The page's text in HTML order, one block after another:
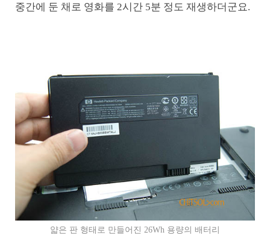
중간에 둔 채로 영화를 2시간 5분 정도 재생하더군요.
얇은 판 형태로 만들어진 26Wh 용량의 배터리